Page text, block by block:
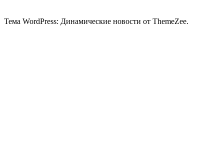
Тема WordPress: Динамические новости от ThemeZee.